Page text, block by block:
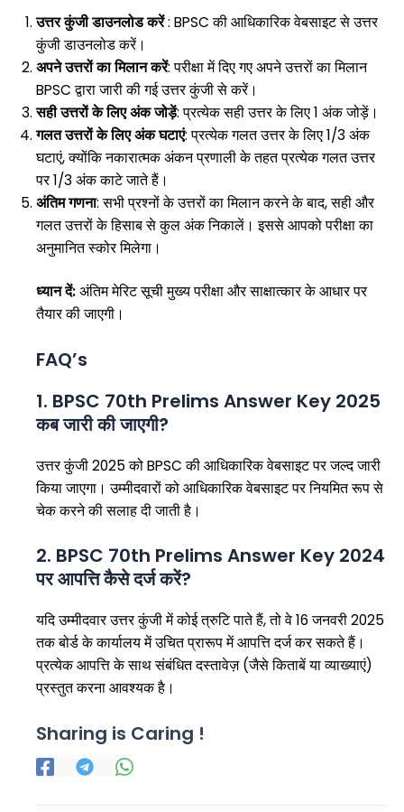
उत्तर कुंजी डाउनलोड करें: BPSC की आधिकारिक वेबसाइट से उत्तर
कुंजी डाउनलोड करें।
अपने उत्तरों का मिलान करें: परीक्षा में दिए गए अपने उत्तरों का मिलान
BPSC द्वारा जारी की गई उत्तर कुंजी से करें।
सही उत्तरों के लिए अंक जोड़ें: प्रत्येक सही उत्तर के लिए 1 अंक जोड़ें।
गलत उत्तरों के लिए अंक घटाएं: प्रत्येक गलत उत्तर के लिए 1/3 अंक
घटाएं, क्योंकि नकारात्मक अंकन प्रणाली के तहत प्रत्येक गलत उत्तर
पर 1/3 अंक काटे जाते हैं।
अंतिम गणना: सभी प्रश्नों के उत्तरों का मिलान करने के बाद, सही और
गलत उत्तरों के हिसाब से कुल अंक निकालें। इससे आपको परीक्षा का
अनुमानित स्कोर मिलेगा।
ध्यान दें:अंतिम मेरिट सूची मुख्य परीक्षा और साक्षात्कार के आधार पर
तैयार की जाएगी।
FAQ’s
1. BPSC 70th Prelims Answer Key 2025
कब जारी की जाएगी?
उत्तर कुंजी 2025 को BPSC की आधिकारिक वेबसाइट पर जल्द जारी
किया जाएगा। उम्मीदवारों को आधिकारिक वेबसाइट पर नियमित रूप से
चेक करने की सलाह दी जाती है।
2. BPSC 70th Prelims Answer Key 2024
पर आपत्ति कैसे दर्ज करें?
यदि उम्मीदवार उत्तर कुंजी में कोई त्रुटि पाते हैं, तो वे 16 जनवरी 2025
तक बोर्ड के कार्यालय में उचित प्रारूप में आपत्ति दर्ज कर सकते हैं।
प्रत्येक आपत्ति के साथ संबंधित दस्तावेज़ (जैसे किताबें या व्याख्याएं)
प्रस्तुत करना आवश्यक है।
Sharing is Caring !